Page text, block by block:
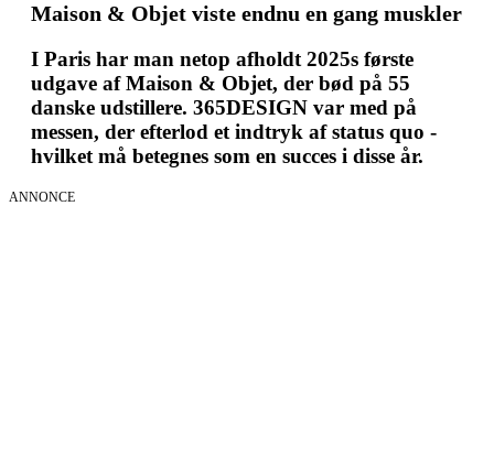
Maison & Objet viste endnu en gang muskler
I Paris har man netop afholdt 2025s første
udgave af Maison & Objet, der bød på 55
danske udstillere. 365DESIGN var med på
messen, der efterlod et indtryk af status quo -
hvilket må betegnes som en succes i disse år.
ANNONCE